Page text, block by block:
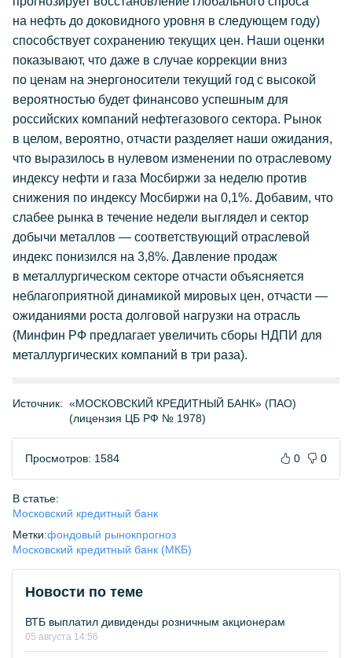
на нефть до доковидного уровня в следующем году)
способствует сохранению текущих цен. Наши оценки
показывают, что даже в случае коррекции вниз
по ценам на энергоносители текущий год с высокой
вероятностью будет финансово успешным для
российских компаний нефтегазового сектора. Рынок
в целом, вероятно, отчасти разделяет наши ожидания,
что выразилось в нулевом изменении по отраслевому
индексу нефти и газа Мосбиржи за неделю против
снижения по индексу Мосбиржи на 0,1%. Добавим, что
слабее рынка в течение недели выглядел и сектор
добычи металлов — соответствующий отраслевой
индекс понизился на 3,8%. Давление продаж
в металлургическом секторе отчасти объясняется
неблагоприятной динамикой мировых цен, отчасти —
ожиданиями роста долговой нагрузки на отрасль
(Минфин РФ предлагает увеличить сборы НДПИ для
металлургических компаний в три раза).
Источник: «МОСКОВСКИЙ КРЕДИТНЫЙ БАНК» (ПАО)
(лицензия ЦБ РФ № 1978)
Просмотров: 1584 0 0
В статье:
Московский кредитный банк
Метки:фондовый рынокпрогноз
Московский кредитный банк (МКБ)
Новости по теме
ВТБ выплатил дивиденды розничным акционерам
05 августа 14:56